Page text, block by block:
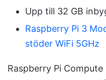
Upp till 32 GB
Raspberry Pi 3
stöder WiFi 5GHz
Raspberry Pi